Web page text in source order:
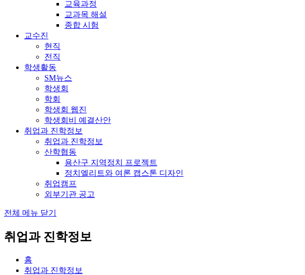
교육과정
교과목 해설
종합 시험
교수진
현직
전직
학생활동
SM뉴스
학생회
학회
학생회 웹진
학생회비 예결산안
취업과 진학정보
취업과 진학정보
산학협동
용산구 지역정치 프로젝트
정치엘리트와 여론 캡스톤 디자인
취업캠프
외부기관 공고
전체 메뉴 닫기
취업과 진학정보
홈
취업과 진학정보